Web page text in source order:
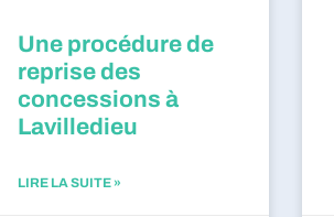
Une procédure de
reprise des
concessions à
Lavilledieu
LIRE LA SUITE »